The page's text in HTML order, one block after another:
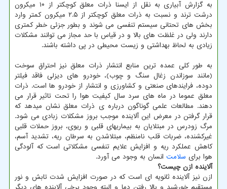
به گزارش آبیاری به نقل از ایسنا ذرات معلق کوچکتر از ۱۰ میکرون
درشت ترند و نسبت به ذرات معلق کوچکتر از ۲.۵ میکرون کمتر وارد
بخش های تحتانی سیستم تنفسی می شوند و بطور جزئی خطر کمتری
دارند ولی در غلظت های بالا و در قیاس با حد مجاز می توانند مشکلات
زیادی به لحاظ بهداشتی و زیست محیطی در پی داشته باشند.
به طور کلی عمده ترین منابع انتشار ذرات معلق نیز احتراق سوخت
(مانند سوزاندن زغال سنگ و چوب)، خودرو های دیزلی فاقد فیلتر
دوده، فرایندهای صنعتی و کشاورزی و انتشار از خودرو ها است. ذرات
معلق عموما در ماه های سرد سال کیفیت هوا را تحت تاثیر قرار می
دهند. مطالعات علمی گوناگون درباره ی ذرات معلق نشان میدهد که
قرار گرفتن در معرض این آلاینده موجب بروز مشکلات زبادی می شود.
مرگ زودرس در مبتلایان به بیماریهای قلبی و ریوی، بروز حملات قلبی
غیرکشنده، ضربات قلب نامنظم، مبتلاشدن به سرطان ریه، تشدید آسم،
کاهش عملکرد ریه و افزایش علایم تنفسی مشکلاتی است که آلودگی
هوا برای سلامت انسان به وجود می آورد.
آلاینده ازن چیست؟
ازن نیز آلاینده ثانویه ای است که در صورت افزایش شدت تابش و نور
مستقیم خورشید و بالا رفتن دما و البته وجود برخی آلاینده های دیگر